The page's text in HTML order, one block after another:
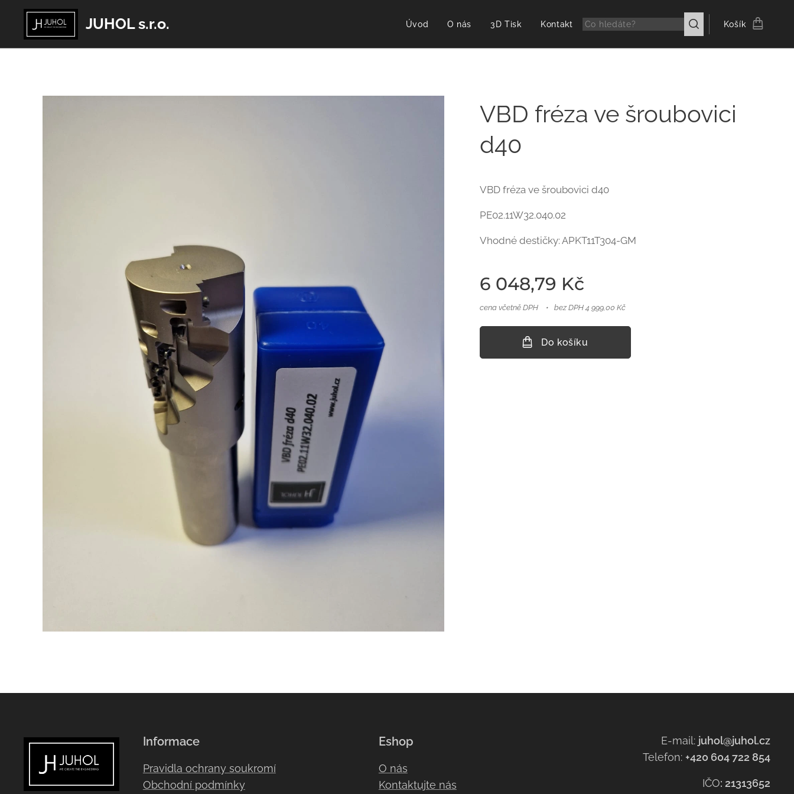
JUHOL s.r.o. Úvod O nás 3D Tisk Kontakt Košík
VBD fréza ve šroubovici
d40
VBD fréza ve šroubovici d40
PE02.11W32.040.02
Vhodné destičky: APKT11T304-GM
6 048,79 Kč
cena včetně DPH bez DPH 4 999,00 Kč
Do košíku
Informace
Pravidla ochrany soukromí
Obchodní podmínky
Eshop
O nás
Kontaktujte nás
E-mail: juhol@juhol.cz
Telefon: +420 604 722 854
IČO: 21313652